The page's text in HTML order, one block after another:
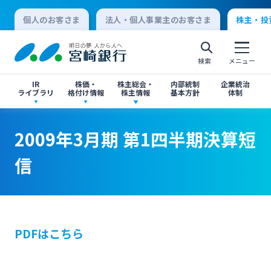
個人のお客さま 法人・個人事業主のお客さま 株主・
検索 メニュー
IR
ライブラリ
株価・
格付け情報
株主総会・
株主情報
内部統制
基本方針
企業統治
体制
決算短信
有価証券報告書・四半期報告書
株価情報
格付け情報
株主総会のご案内
中間配当のご案内
2009年3月期 第1四半期決算短信
2009年3月期 第1四半期決算短信
個人向けインターネットバンキング
ログオン
法人向けインターネットバンキング
2009年3月期 第1四半期決算短
信
PDFはこちら